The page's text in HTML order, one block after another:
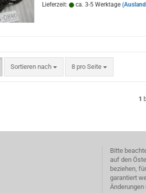
Lieferzeit: ca. 3-5 Werktage
Sortieren nach
Sortieren nach 8 pro Seite
pro Seite
1
Bitte
auf den
beziehen,
garantiert
Änderungen